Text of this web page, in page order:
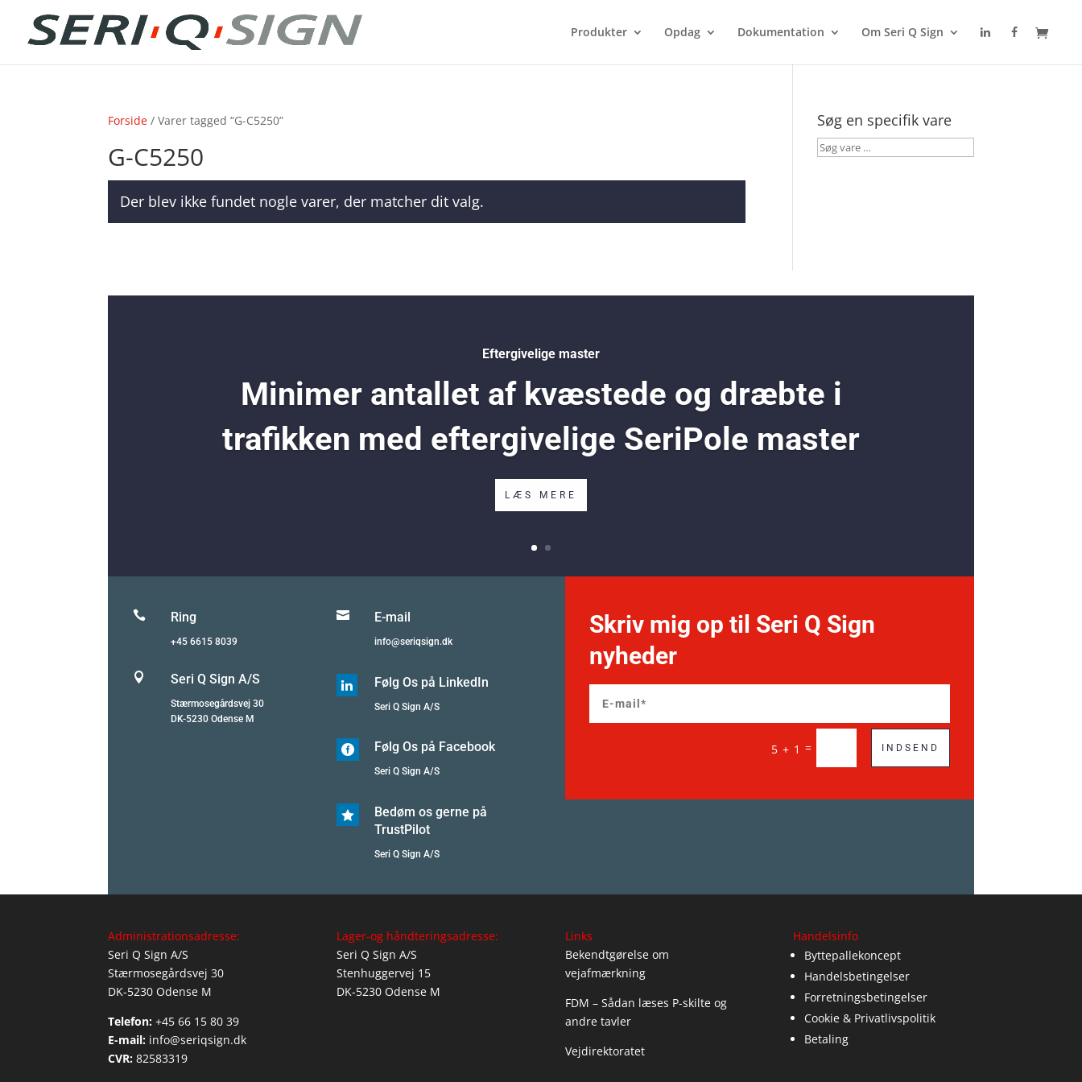
Produkter Opdag Dokumentation Om Seri Q Sign
Forside / Varer tagged “G-C5250”
G-C5250
Der blev ikke fundet nogle varer, der matcher dit valg.
Søg en specifik vare
Søg
Eftergivelige master
Minimer antallet af kvæstede og dræbte i
trafikken med eftergivelige SeriPole master
LÆS MERE
 Ring
+45 6615 8039
 Seri Q Sign A/S
Stærmosegårdsvej 30
DK-5230 Odense M
 E-mail
info@seriqsign.dk
 Følg Os på LinkedIn
Seri Q Sign A/S
 Følg Os på Facebook
Seri Q Sign A/S

Bedøm os gerne på
TrustPilot
Seri Q Sign A/S
Skriv mig op til Seri Q Sign
nyheder
5 + 1 = INDSEND
Administrationsadresse:
Seri Q Sign A/S
Stærmosegårdsvej 30
DK-5230 Odense M
Telefon: +45 66 15 80 39
E-mail: info@seriqsign.dk
CVR: 82583319
Lager-og håndteringsadresse:
Seri Q Sign A/S
Stenhuggervej 15
DK-5230 Odense M
Links
Bekendtgørelse om
vejafmærkning
FDM – Sådan læses P-skilte og
andre tavler
Vejdirektoratet
Handelsinfo
Byttepallekoncept
Handelsbetingelser
Forretningsbetingelser
Cookie & Privatlivspolitik
Betaling